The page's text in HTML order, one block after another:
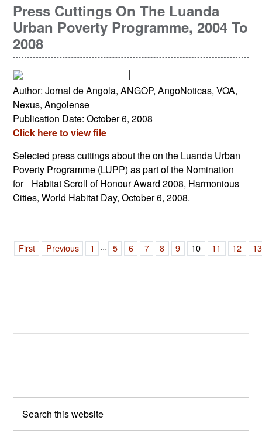
Press Cuttings On The Luanda
Urban Poverty Programme, 2004 To
2008
Author: Jornal de Angola, ANGOP, AngoNoticas, VOA,
Nexus, Angolense
Publication Date: October 6, 2008
Click here to view file
Selected press cuttings about the on the Luanda Urban
Poverty Programme (LUPP) as part of the Nomination
for Habitat Scroll of Honour Award 2008, Harmonious
Cities, World Habitat Day, October 6, 2008.
First Previous 1 ... 5 6 7 8 9 10 11 12 13
Sidebar
this